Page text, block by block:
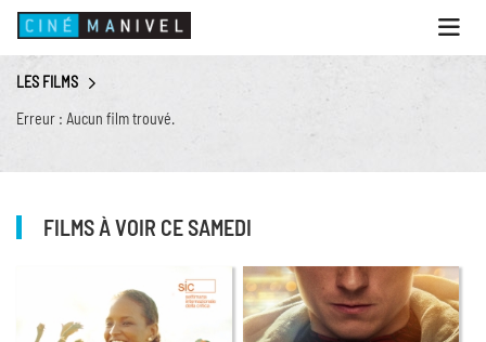
le
menu
ACCUEIL
PROGRAMME
ANIMATIONS
CINÉ CAFÉ | RESTAURANT
INFOS PRATIQUES
LES FILMS
Erreur : Aucun film trouvé.
FILMS À VOIR CE SAMEDI